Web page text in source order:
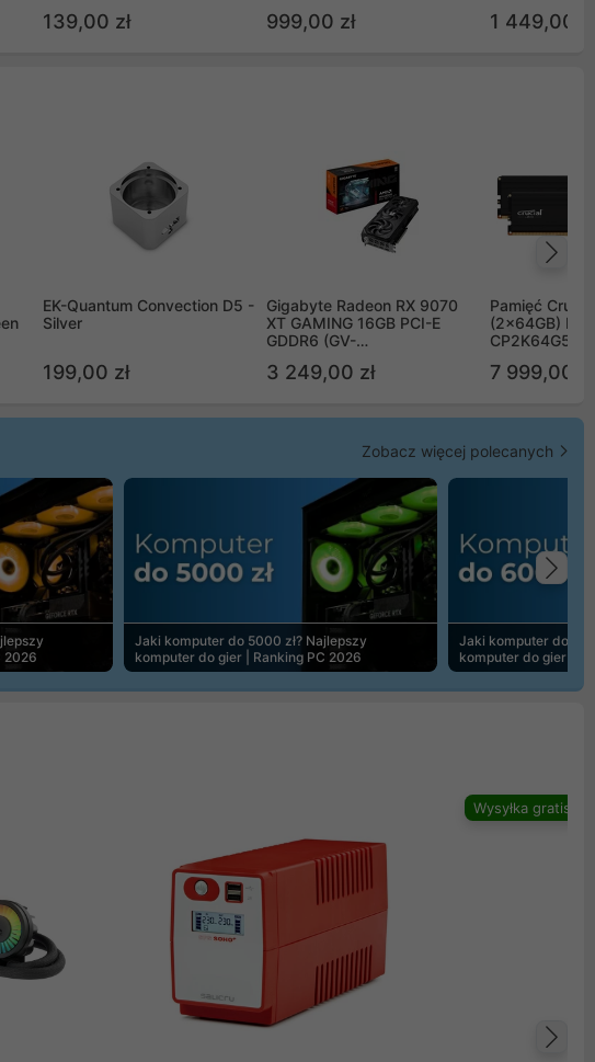
139,00 zł 999,00 zł 1 449,00 zł
EK-Quantum Convection D5 -
Silver
199,00 zł
Gigabyte Radeon RX 9070
XT GAMING 16GB PCI-E
GDDR6 (GV-
3 249,00 zł
Pamięć
(2x64GB)
7 999,00 zł
Zobacz więcej polecanych
2026
Jaki komputer do 5000 zł? Najlepszy
komputer do gier | Ranking PC 2026
Jaki komputer do
komputer do gier |
Wysyłka gratis